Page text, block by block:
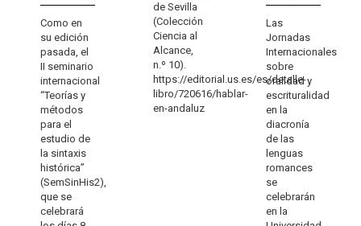
Como en
su edición
pasada, el
II seminario
internacional
“Teorías y
métodos
para el
estudio de
la sintaxis
histórica”
(SemSinHis2),
que se
celebrará
de Sevilla
(Colección
Ciencia al
Alcance,
n.º 10).
https://editorial.us.es/es/detalle-
libro/720616/hablar-
en-andaluz
Las
Jornadas
Internacionales
sobre
oralidad y
escrituralidad
en la
diacronía
de las
lenguas
romances
se
celebrarán
en la